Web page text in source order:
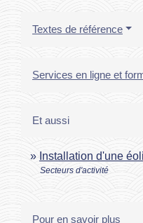
Textes de référence
Services en ligne et
Et aussi
Installation d'une
Secteurs d'activité
Pour en savoir plus